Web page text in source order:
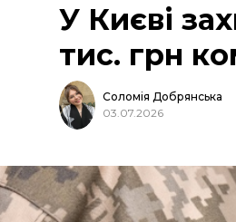
У Києві
тис. грн
Соломія Добрянська
03.07.2026